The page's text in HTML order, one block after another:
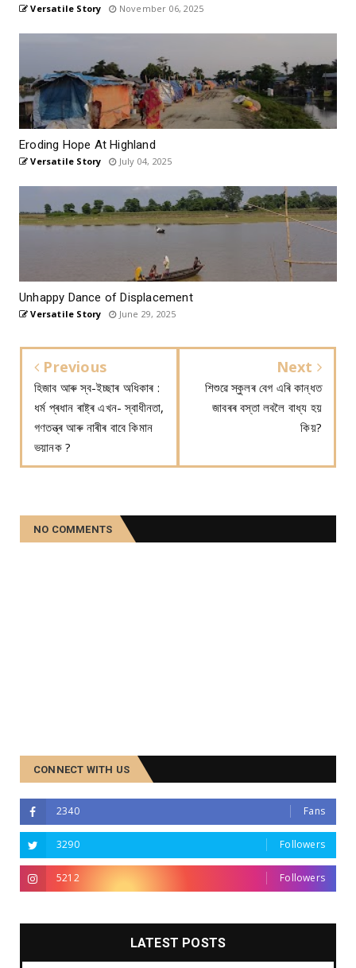
Versatile Story November 06, 2025
Eroding Hope At Highland
Versatile Story July 04, 2025
Unhappy Dance of Displacement
Versatile Story June 29, 2025
Previous
হিজাব আৰু স্ব-ইচ্ছাৰ অধিকাৰ :
ধৰ্ম প্ৰধান ৰাষ্ট্ৰ এখন- স্বাধীনতা,
গণতন্ত্ৰ আৰু নাৰীৰ বাবে কিমান
ভয়ানক ?
Next
শিশুৱে স্কুলৰ বেগ এৰি কান্ধত
জাবৰৰ বস্তা লবলৈ বাধ্য হয়
কিয়?
NO COMMENTS
CONNECT WITH US
2340 Fans
3290 Followers
5212 Followers
LATEST POSTS